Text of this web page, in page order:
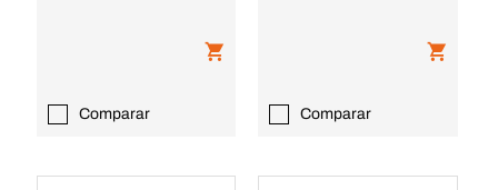
Comparar Comparar